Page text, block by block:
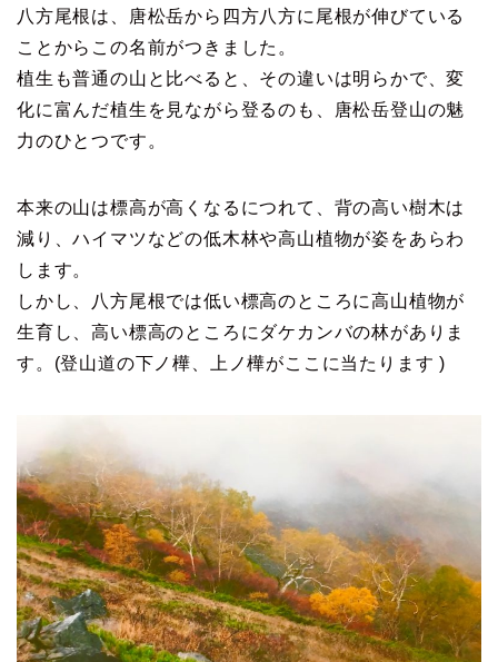
八方尾根は、唐松岳から四方八方に尾根が伸びている
ことからこの名前がつきました。
植生も普通の山と比べると、その違いは明らかで、変
化に富んだ植生を見ながら登るのも、唐松岳登山の魅
力のひとつです。
本来の山は標高が高くなるにつれて、背の高い樹木は
減り、ハイマツなどの低木林や高山植物が姿をあらわ
します。
しかし、八方尾根では低い標高のところに高山植物が
生育し、高い標高のところにダケカンバの林がありま
す。(登山道の下ノ樺、上ノ樺がここに当たります )